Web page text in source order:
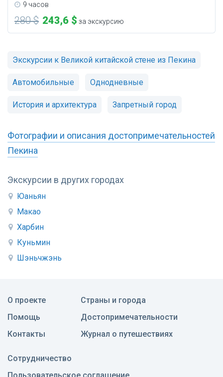
Экскурсии в других городах
Юаньян
Макао
Харбин
Куньмин
Шэньчжэнь
9 часов
280 $ 243,6 $ за экскурсию
Экскурсии к Великой китайской стене из Пекина
Автомобильные Однодневные
История и архитектура Запретный город
Фотографии и описания достопримечательностей
Пекина
О проекте
Помощь
Контакты
Страны и города
Достопримечательности
Журнал о путешествиях
Сотрудничество